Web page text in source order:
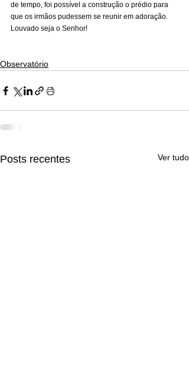
de tempo, foi possível a construção o prédio para
que os irmãos pudessem se reunir em adoração.
Louvado seja o Senhor!
Observatório
Posts recentes Ver tudo